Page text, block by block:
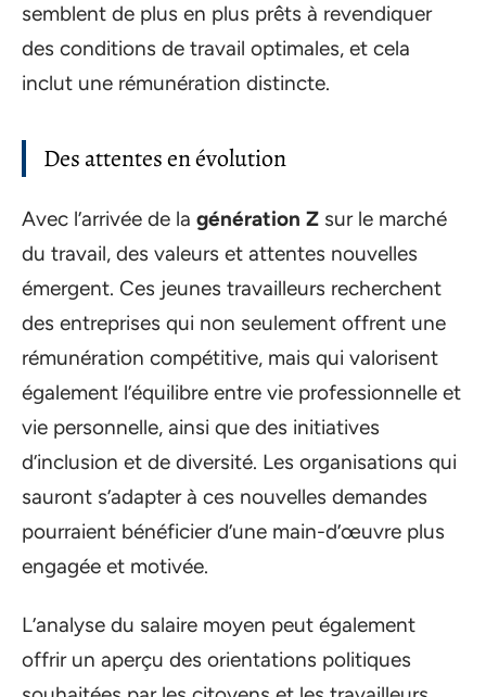
semblent de plus en plus prêts à revendiquer
des conditions de travail optimales, et cela
inclut une rémunération distincte.
Des attentes en évolution
Avec l’arrivée de la génération Z sur le marché
du travail, des valeurs et attentes nouvelles
émergent. Ces jeunes travailleurs recherchent
des entreprises qui non seulement offrent une
rémunération compétitive, mais qui valorisent
également l’équilibre entre vie professionnelle et
vie personnelle, ainsi que des initiatives
d’inclusion et de diversité. Les organisations qui
sauront s’adapter à ces nouvelles demandes
pourraient bénéficier d’une main-d’œuvre plus
engagée et motivée.
L’analyse du salaire moyen peut également
offrir un aperçu des orientations politiques